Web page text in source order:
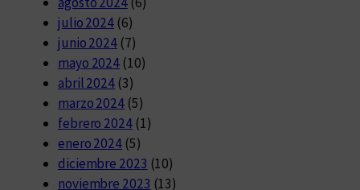
julio 2024 (6)
junio 2024 (7)
mayo 2024 (10)
abril 2024 (3)
marzo 2024 (5)
febrero 2024(1)
enero 2024 (5)
diciembre 2023 (10)
noviembre 2023 (13)